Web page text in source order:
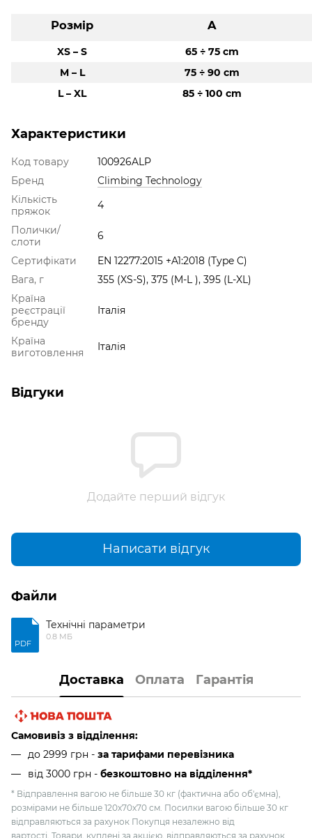
Розмір A
XS – S
65 ÷ 75 cm
M – L
75 ÷ 90 cm
L – XL
85 ÷ 100 cm
Характеристики
Код товару
100926ALP
Бренд
Climbing Technology
Кількість
пряжок
4
Полички/
слоти
6
Сертифікати
EN 12277:2015 +A1:2018 (Type C)
Вага, г
355 (XS-S), 375 (M-L ), 395 (L-XL)
Країна
реєстрації
бренду
Італія
Країна
виготовлення
Італія
Відгуки
Додайте перший відгук
Написати відгук
Файли
PDF
Технічні параметри
0.8 МБ
Доставка Оплата Гарантія
Самовивіз з відділення:
до 2999 грн - за тарифами перевізника
від 3000 грн - безкоштовно на відділення*
* Відправлення вагою не більше 30 кг (фактична або об'ємна),
розмірами не більше 120х70х70 см. Посилки вагою більше 30 кг
відправляються за рахунок Покупця незалежно від
вартості. Товари, куплені за акцією, відправляються за рахунок